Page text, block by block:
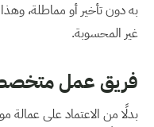
به دون تأخير أو مماطلة،
غير المحسوبة.
فريق عمل
بدلًا من الاعتماد على عمالة